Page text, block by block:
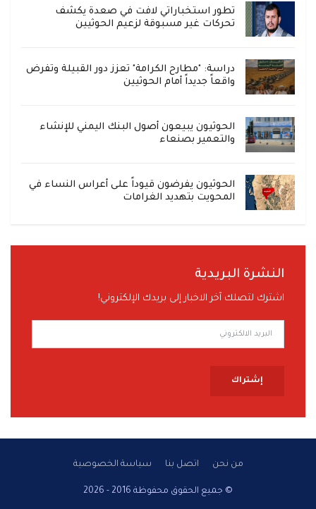
تطور استخباراتي لافت في صعدة يكشف
تحركات غير مسبوقة لزعيم الحوثيين
دراسة: "مطارح الكرامة" تعزز دور القبيلة وتفرض
واقعاً جديداً أمام الحوثيين
الحوثيون يبيعون أصول البنك اليمني للإنشاء
والتعمير بصنعاء
الحوثيون يفرضون قيوداً على أعراس النساء في
المحويت بتهديد الغرامات
النشرة البريدية
اشترك لتصلك آخر الاخبار إلى بريدك الإلكتروني!
إشتراك
من نحن اتصل بنا سياسة الخصوصية
© جميع الحقوق محفوظة 2016 - 2026